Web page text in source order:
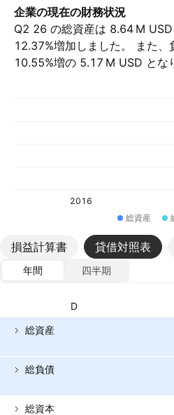
企業の現在の財務状況
Q2 26 の総資産は ‪8.64 M‬
12.37%増加しました。 また
10.55%増の ‪5.17 M‬ USD とな
2016
総資産
損益計算書 貸借対照表
年間
四半期
通貨: USD
総資産
総負債
総資本